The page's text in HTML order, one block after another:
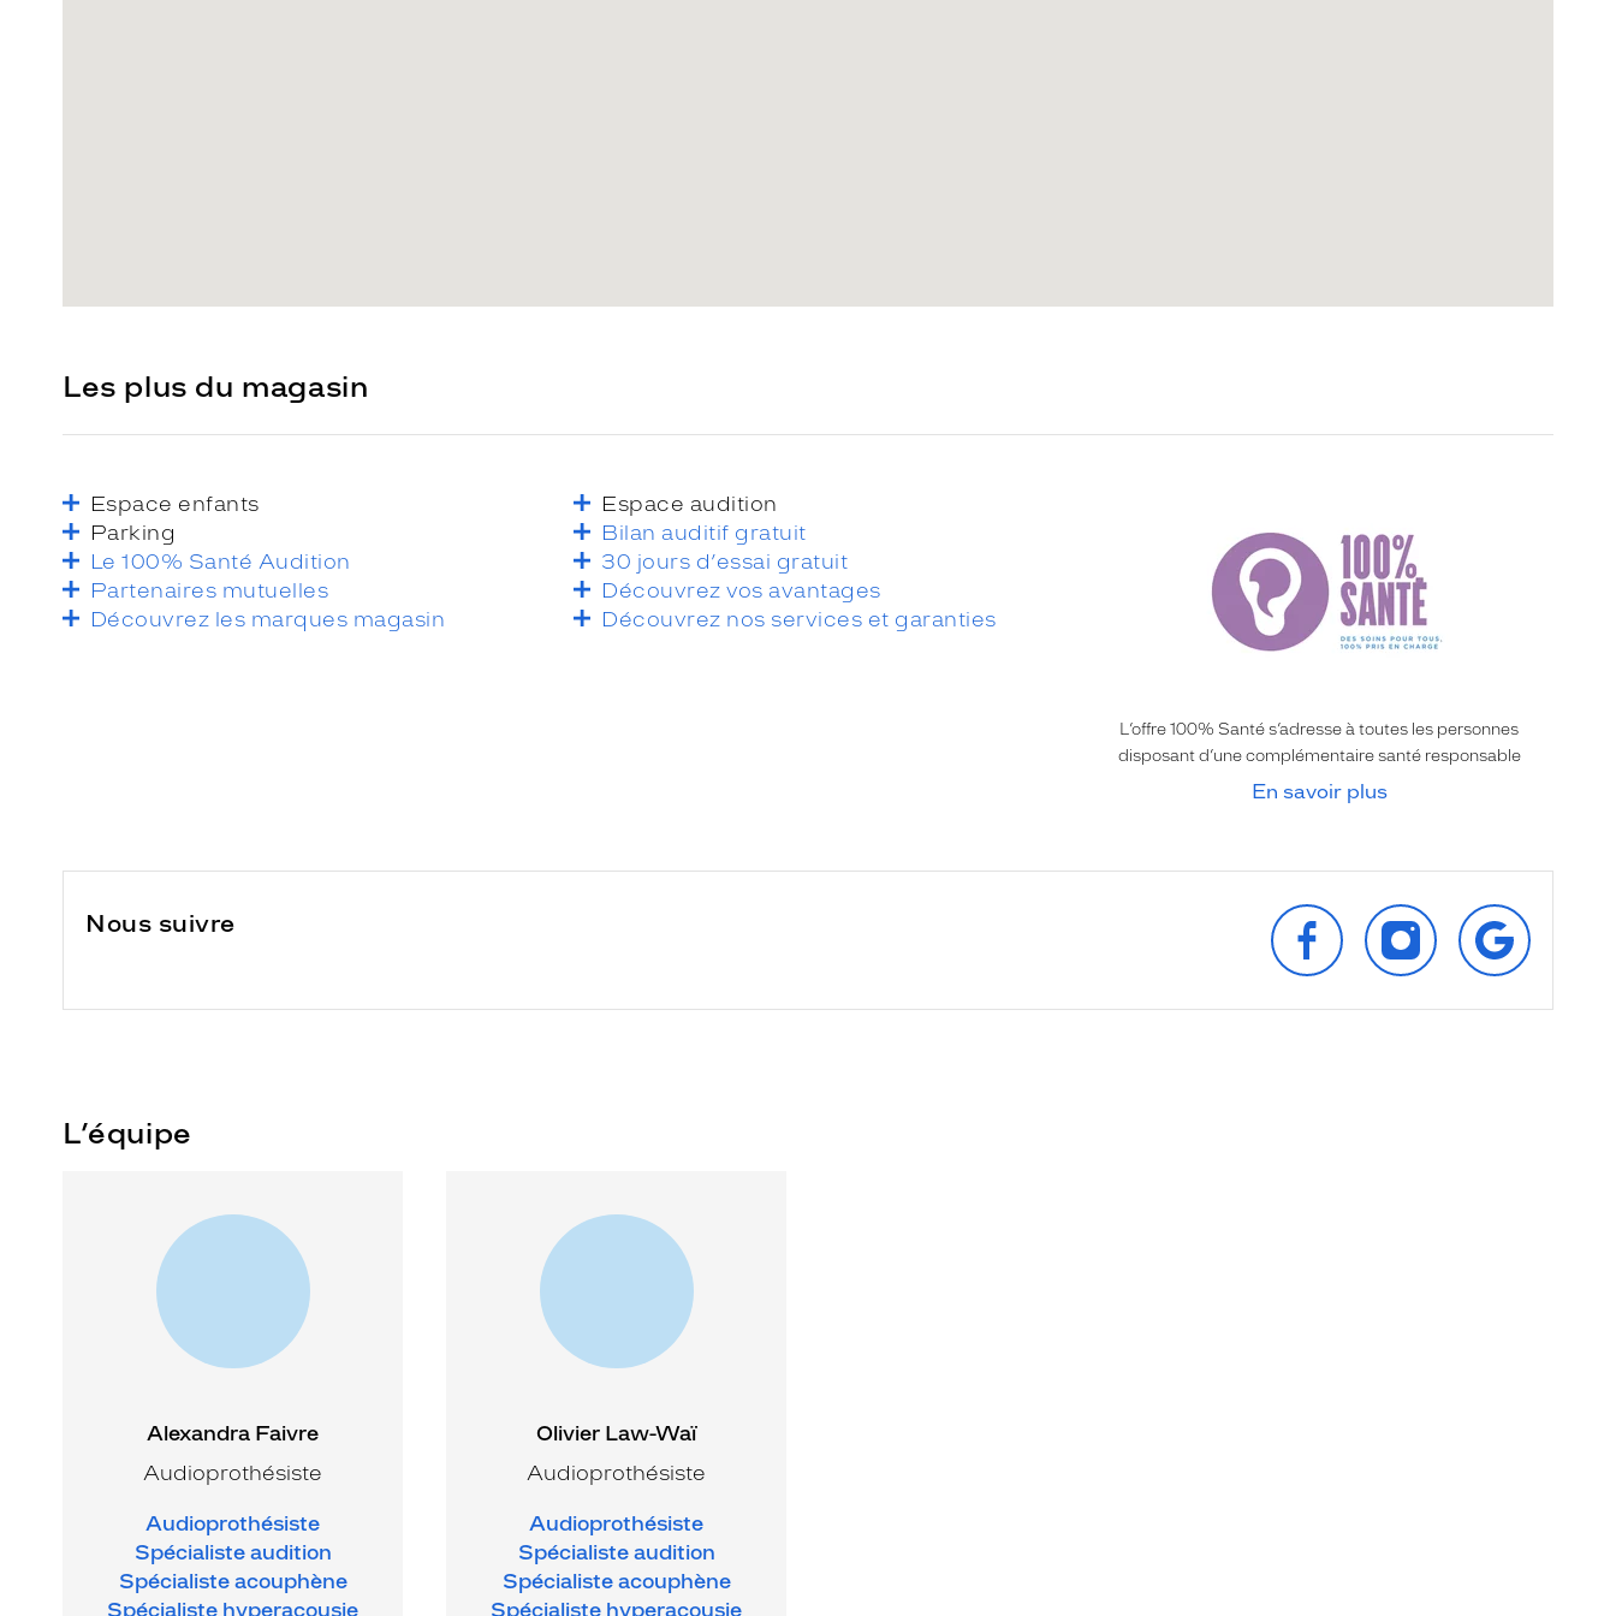
Les plus du magasin
Espace enfants
Espace audition
Parking
Bilan auditif gratuit
Le 100% Santé Audition
30 jours d’essai gratuit
Partenaires mutuelles
Découvrez vos avantages
Découvrez les marques magasin
Découvrez nos services et garanties
L’offre 100% Santé s’adresse à toutes les personnes
disposant d’une complémentaire santé responsable
En savoir plus
Nous suivre
SUIVEZ‑NOUS
SUR
FACEBOOK
SUIVEZ‑NOUS
SUR
INSTAGRAM
SUR
GOOGLE
L’équipe
Alexandra Faivre
Audioprothésiste
Audioprothésiste
Spécialiste audition
Spécialiste acouphène
Spécialiste hyperacousie
Olivier Law-Waï
Audioprothésiste
Audioprothésiste
Spécialiste audition
Spécialiste acouphène
Spécialiste hyperacousie